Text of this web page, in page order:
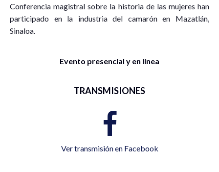
Conferencia magistral sobre la historia de las mujeres han
participado en la industria del camarón en Mazatlán,
Sinaloa.
Evento presencial y en línea
TRANSMISIONES
Ver transmisión en Facebook